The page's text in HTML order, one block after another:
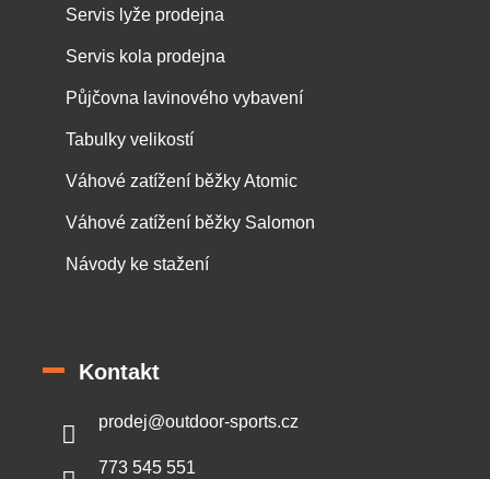
Servis lyže prodejna
Servis kola prodejna
Půjčovna lavinového vybavení
Tabulky velikostí
Váhové zatížení běžky Atomic
Váhové zatížení běžky Salomon
Návody ke stažení
Kontakt
prodej@outdoor-sports.cz
773 545 551